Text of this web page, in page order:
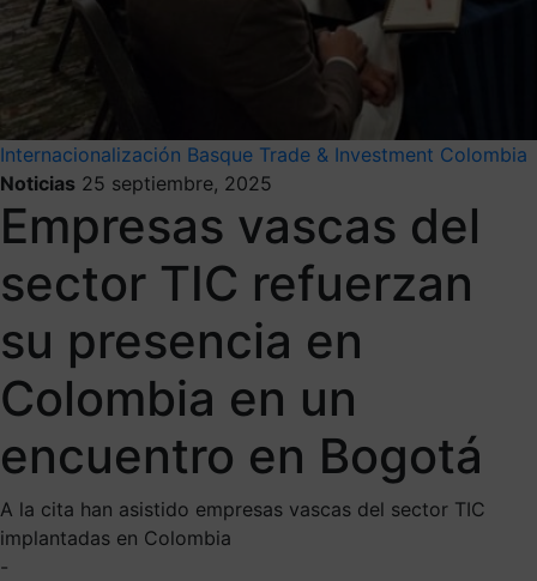
Internacionalización Basque Trade & Investment Colombia
Noticias 25 septiembre, 2025
Empresas vascas del
sector TIC refuerzan
su presencia en
Colombia en un
encuentro en Bogotá
A la cita han asistido empresas vascas del sector TIC
implantadas en Colombia
-